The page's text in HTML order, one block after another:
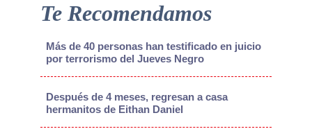
Te Recomendamos
Más de 40 personas han testificado en juicio
por terrorismo del Jueves Negro
Después de 4 meses, regresan a casa
hermanitos de Eithan Daniel